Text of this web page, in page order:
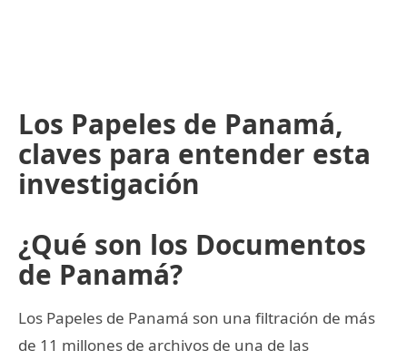
Los Papeles de Panamá,
claves para entender esta
investigación
¿Qué son los Documentos
de Panamá?
Los Papeles de Panamá son una filtración de más
de 11 millones de archivos de una de las